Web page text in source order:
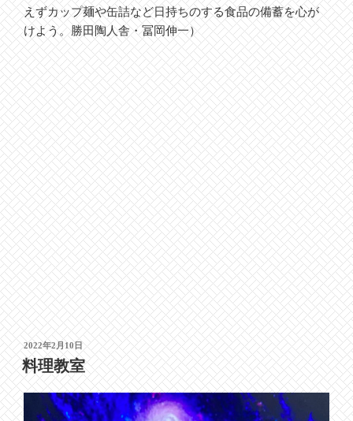
えずカップ麺や缶詰など日持ちのする食品の備蓄を心が
けよう。勝田陶人舎・冨岡伸一）
投
稿
日:
2022年2月10日
料理教室